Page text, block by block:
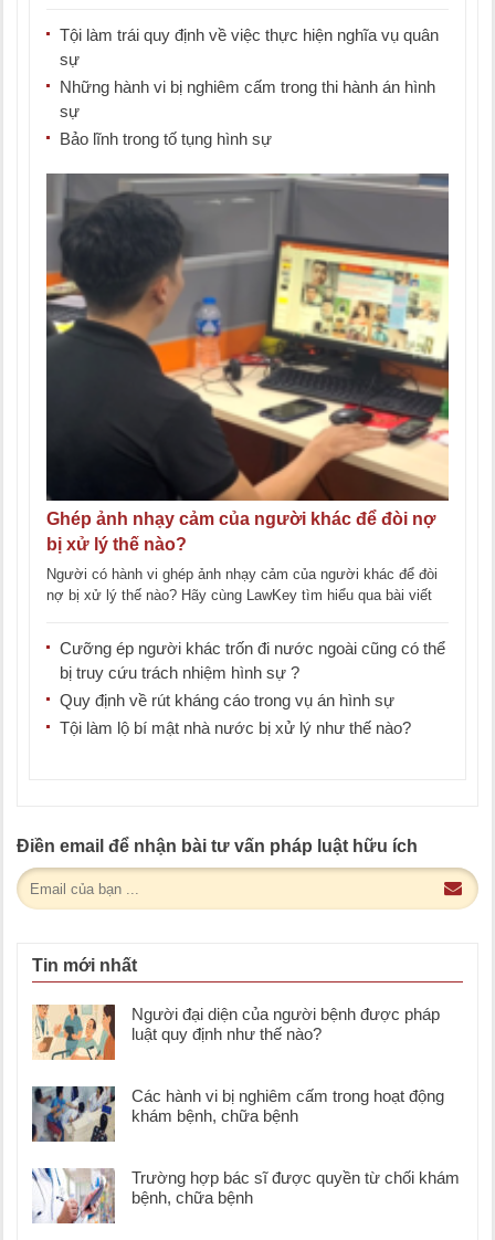
Tội làm trái quy định về việc thực hiện nghĩa vụ quân
sự
Những hành vi bị nghiêm cấm trong thi hành án hình
sự
Bảo lĩnh trong tố tụng hình sự
Ghép ảnh nhạy cảm của người khác để đòi nợ
bị xử lý thế nào?
Người có hành vi ghép ảnh nhạy cảm của người khác để đòi
nợ bị xử lý thế nào? Hãy cùng LawKey tìm hiểu qua bài viết
Cưỡng ép người khác trốn đi nước ngoài cũng có thể
bị truy cứu trách nhiệm hình sự ?
Quy định về rút kháng cáo trong vụ án hình sự
Tội làm lộ bí mật nhà nước bị xử lý như thế nào?
Điền email để nhận bài tư vấn pháp luật hữu ích
Tin mới nhất
Người đại diện của người bệnh được pháp
luật quy định như thế nào?
Các hành vi bị nghiêm cấm trong hoạt động
khám bệnh, chữa bệnh
Trường hợp bác sĩ được quyền từ chối khám
bệnh, chữa bệnh